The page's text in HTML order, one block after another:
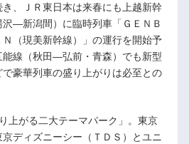
き、ＪＲ東日本は来春にも上越新幹
―新潟間）に臨時列車「ＧＥＮＢ
（現美新幹線）」の運行を開始予
能線（秋田―弘前・青森）でも新型
豪華列車の盛り上がりは必至との
上がる二大テーマパーク」。東京
ディズニーシー（ＴＤＳ）とユニ